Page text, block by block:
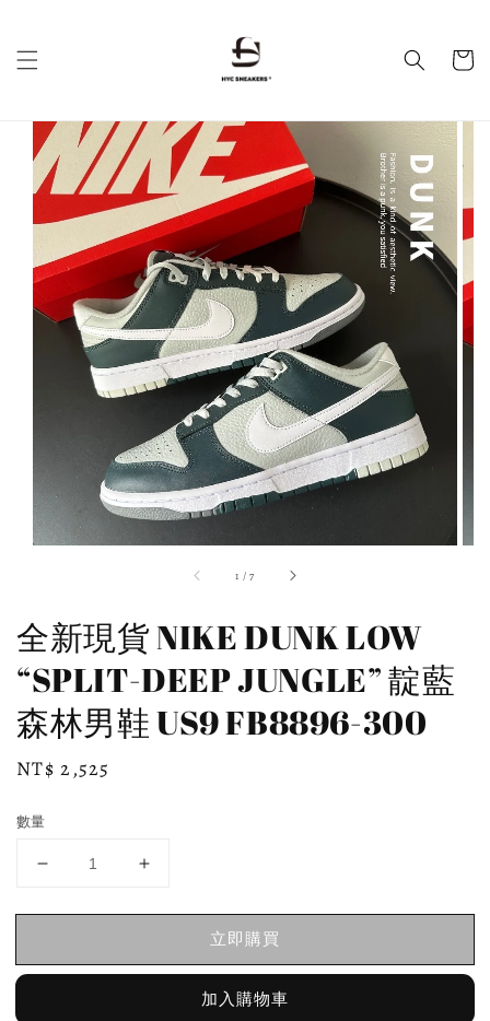
1 /7
全新現貨 NIKE DUNK LOW
“SPLIT-DEEP JUNGLE” 靛藍
森林男鞋 US9 FB8896-300
Regular
NT$ 2,525
數量
立即購買
加入購物車